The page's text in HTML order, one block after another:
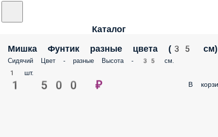
Каталог
Мишка Фунтик разные цвета (35 см)
Сидячий Цвет - разные Высота - 35 см.
1 шт.
1 500 ₽ В